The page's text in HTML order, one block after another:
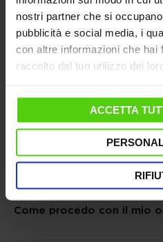
nostri partner che si
pubblicità e social media, i
con altre informazioni che hai
raccolto dal tuo utilizzo dei
ACCETTA
Come posso esercitare il
Cosa trovo nel mio
Quali sono le condizioni di
Come procedo con il mio